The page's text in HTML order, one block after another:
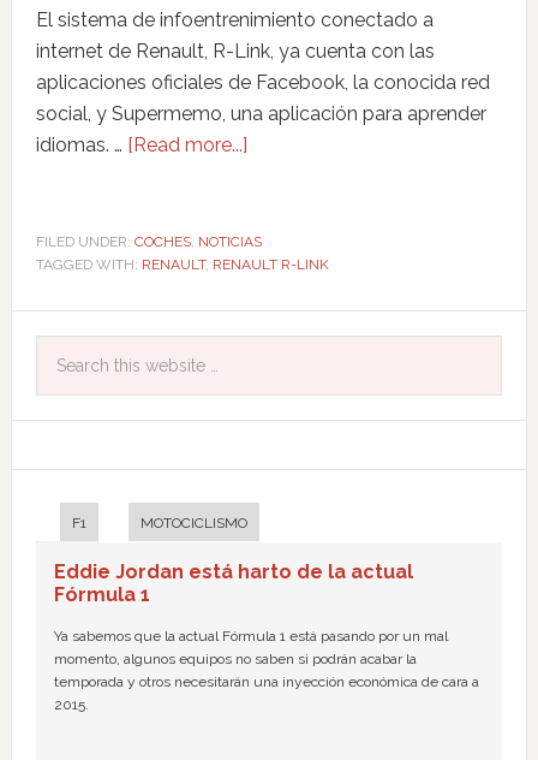
El sistema de infoentrenimiento conectado a
internet de Renault, R-Link, ya cuenta con las
aplicaciones oficiales de Facebook, la conocida red
social, y Supermemo, una aplicación para aprender
idiomas. … [Read more...]
FILED UNDER: COCHES, NOTICIAS
TAGGED WITH: RENAULT, RENAULT R-LINK
F1 MOTOCICLISMO
Eddie Jordan está harto de la actual
Fórmula 1
Ya sabemos que la actual Fórmula 1 está pasando por un mal
momento, algunos equipos no saben si podrán acabar la
temporada y otros necesitarán una inyección económica de cara a
2015.